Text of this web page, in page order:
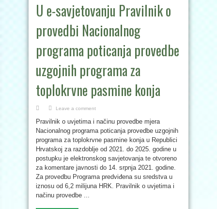
U e-savjetovanju Pravilnik o
provedbi Nacionalnog
programa poticanja provedbe
uzgojnih programa za
toplokrvne pasmine konja
Leave a comment
Pravilnik o uvjetima i načinu provedbe mjera
Nacionalnog programa poticanja provedbe uzgojnih
programa za toplokrvne pasmine konja u Republici
Hrvatskoj za razdoblje od 2021. do 2025. godine u
postupku je elektronskog savjetovanja te otvoreno
za komentare javnosti do 14. srpnja 2021. godine.
Za provedbu Programa predviđena su sredstva u
iznosu od 6,2 milijuna HRK. Pravilnik o uvjetima i
načinu provedbe ...